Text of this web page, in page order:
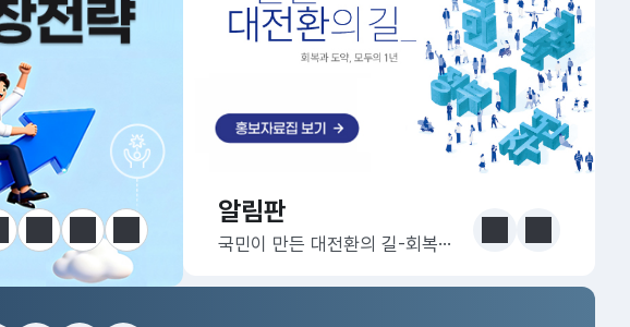
지 이전 다음 한눈에 보는 정책 더보기
개설
알림판
국민이 만든 대전환의 길-회복과 도약, 모두의 1년 이전 다음